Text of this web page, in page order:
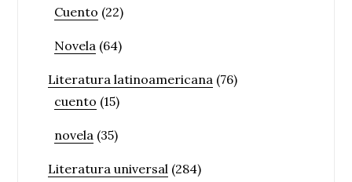
Cuento (22)
Novela (64)
Literatura latinoamericana (76)
cuento (15)
novela (35)
Literatura universal (284)